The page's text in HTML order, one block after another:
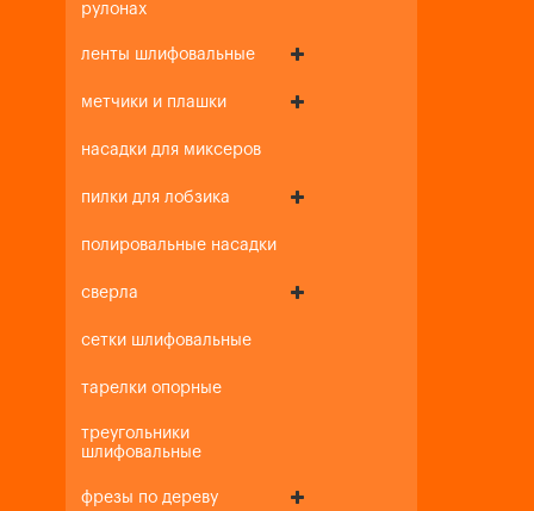
рулонах
ленты шлифовальные
метчики и плашки
насадки для миксеров
пилки для лобзика
полировальные насадки
сверла
сетки шлифовальные
тарелки опорные
треугольники
шлифовальные
фрезы по дереву